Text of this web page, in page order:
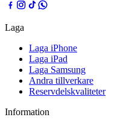
Laga
Laga iPhone
Laga iPad
Laga Samsung
Andra tillverkare
Reservdelskvaliteter
Information